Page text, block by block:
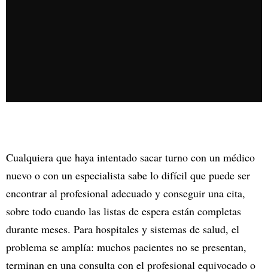
Cualquiera que haya intentado sacar turno con un médico
nuevo o con un especialista sabe lo difícil que puede ser
encontrar al profesional adecuado y conseguir una cita,
sobre todo cuando las listas de espera están completas
durante meses. Para hospitales y sistemas de salud, el
problema se amplía: muchos pacientes no se presentan,
terminan en una consulta con el profesional equivocado o